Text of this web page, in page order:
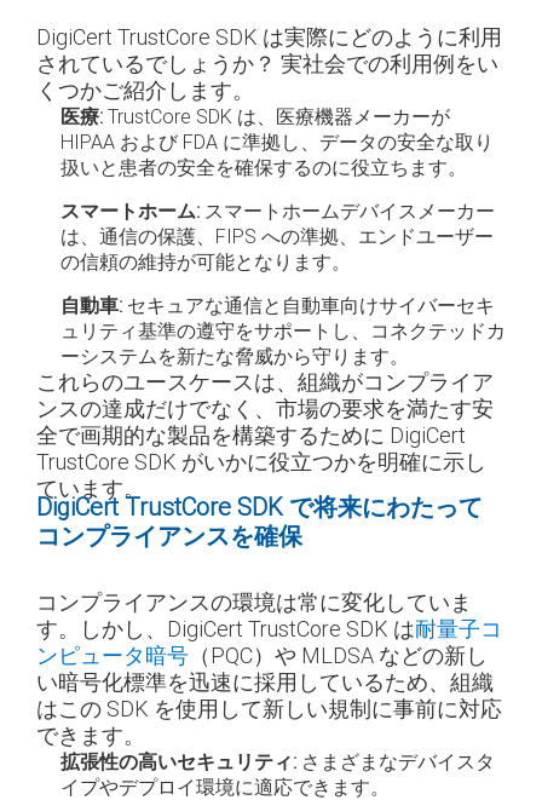
DigiCert TrustCore SDK は実際にどのように利用
されているでしょうか？ 実社会での利用例をい
くつかご紹介します。
医療: TrustCore SDK は、医療機器メーカーが
HIPAA および FDA に準拠し、データの安全な取り
扱いと患者の安全を確保するのに役立ちます。
スマートホーム: スマートホームデバイスメーカー
は、通信の保護、FIPS への準拠、エンドユーザー
の信頼の維持が可能となります。
自動車: セキュアな通信と自動車向けサイバーセキ
ュリティ基準の遵守をサポートし、コネクテッドカ
ーシステムを新たな脅威から守ります。
これらのユースケースは、組織がコンプライア
ンスの達成だけでなく、市場の要求を満たす安
全で画期的な製品を構築するために DigiCert
TrustCore SDK がいかに役立つかを明確に示し
ています。
DigiCert TrustCore SDK で将来にわたって
コンプライアンスを確保
コンプライアンスの環境は常に変化していま
す。しかし、DigiCert TrustCore SDK は耐量子コ
ンピュータ暗号 （PQC）や MLDSA などの新し
い暗号化標準を迅速に採用しているため、組織
はこの SDK を使用して新しい規制に事前に対応
できます。
拡張性の高いセキュリティ: さまざまなデバイスタ
イプやデプロイ環境に適応できます。